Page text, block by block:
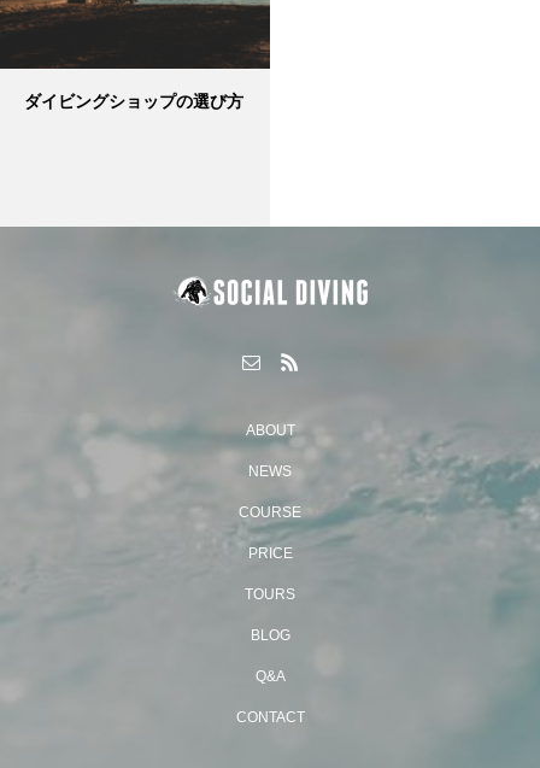
ダイビングショップの選び方
ABOUT
NEWS
COURSE
PRICE
TOURS
BLOG
Q&A
CONTACT